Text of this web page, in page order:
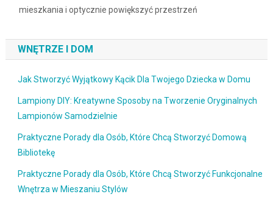
mieszkania i optycznie powiększyć przestrzeń
WNĘTRZE I DOM
Jak Stworzyć Wyjątkowy Kącik Dla Twojego Dziecka w Domu
Lampiony DIY: Kreatywne Sposoby na Tworzenie Oryginalnych
Lampionów Samodzielnie
Praktyczne Porady dla Osób, Które Chcą Stworzyć Domową
Bibliotekę
Praktyczne Porady dla Osób, Które Chcą Stworzyć Funkcjonalne
Wnętrza w Mieszaniu Stylów